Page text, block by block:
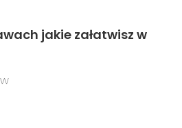
jakie załatwisz w